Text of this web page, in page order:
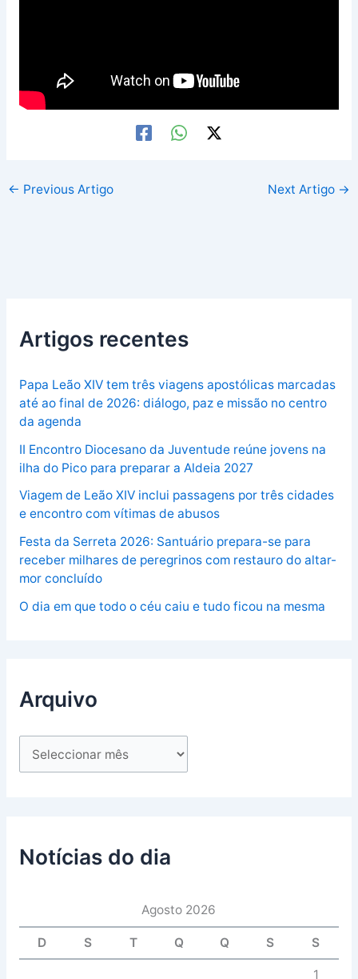
← Previous Artigo Next Artigo →
Artigos recentes
Papa Leão XIV tem três viagens apostólicas marcadas
até ao final de 2026: diálogo, paz e missão no centro
da agenda
II Encontro Diocesano da Juventude reúne jovens na
ilha do Pico para preparar a Aldeia 2027
Viagem de Leão XIV inclui passagens por três cidades
e encontro com vítimas de abusos
Festa da Serreta 2026: Santuário prepara-se para
receber milhares de peregrinos com restauro do altar-
mor concluído
O dia em que todo o céu caiu e tudo ficou na mesma
Arquivo
Notícias do dia
Agosto 2026
D S T Q Q S S
1